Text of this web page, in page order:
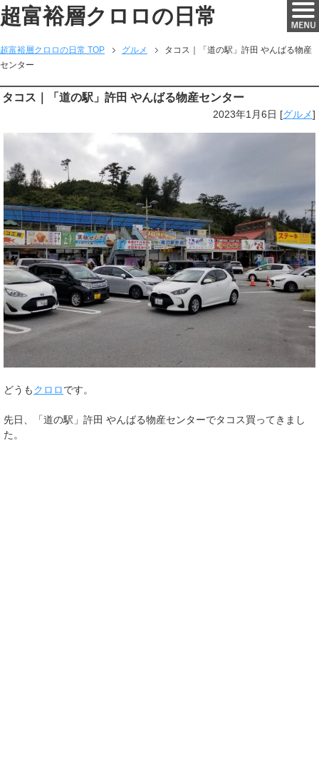
超富裕層クロロの日常
超富裕層クロロの日常 TOP グルメ
タコス｜「道の駅」許田 やんばる物産
センター
タコス｜「道の駅」許田 やんばる物産センター
2023年1月6日 [グルメ]
どうもクロロです。
先日、「道の駅」許田 やんばる物産センターでタコス買ってきまし
た。